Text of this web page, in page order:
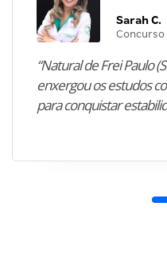
Sarah C.
“Natural de Frei Paulo
enxergou os estudos
para conquistar